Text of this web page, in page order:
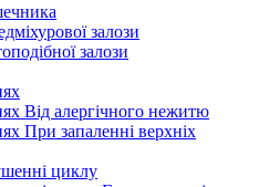
залози
залози
Від алергічного нежитю
При запаленні верхніх
циклу